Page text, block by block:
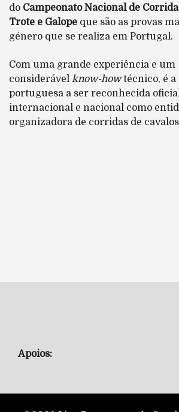
do Campeonato Nacional de
Trote e Galope que são as provas
género que se realiza em Portugal.
Com uma grande experiência e um
considerável know-howtécnico, é a
portuguesa a ser reconhecida
internacional e nacional como
organizadora de corridas de
Apoios: